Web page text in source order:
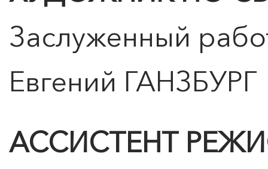
Заслуженный
Евгений ГАНЗБУРГ
АССИСТЕНТ